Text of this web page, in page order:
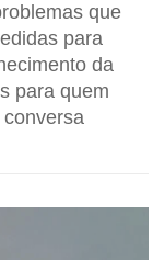
que
para
da
para quem